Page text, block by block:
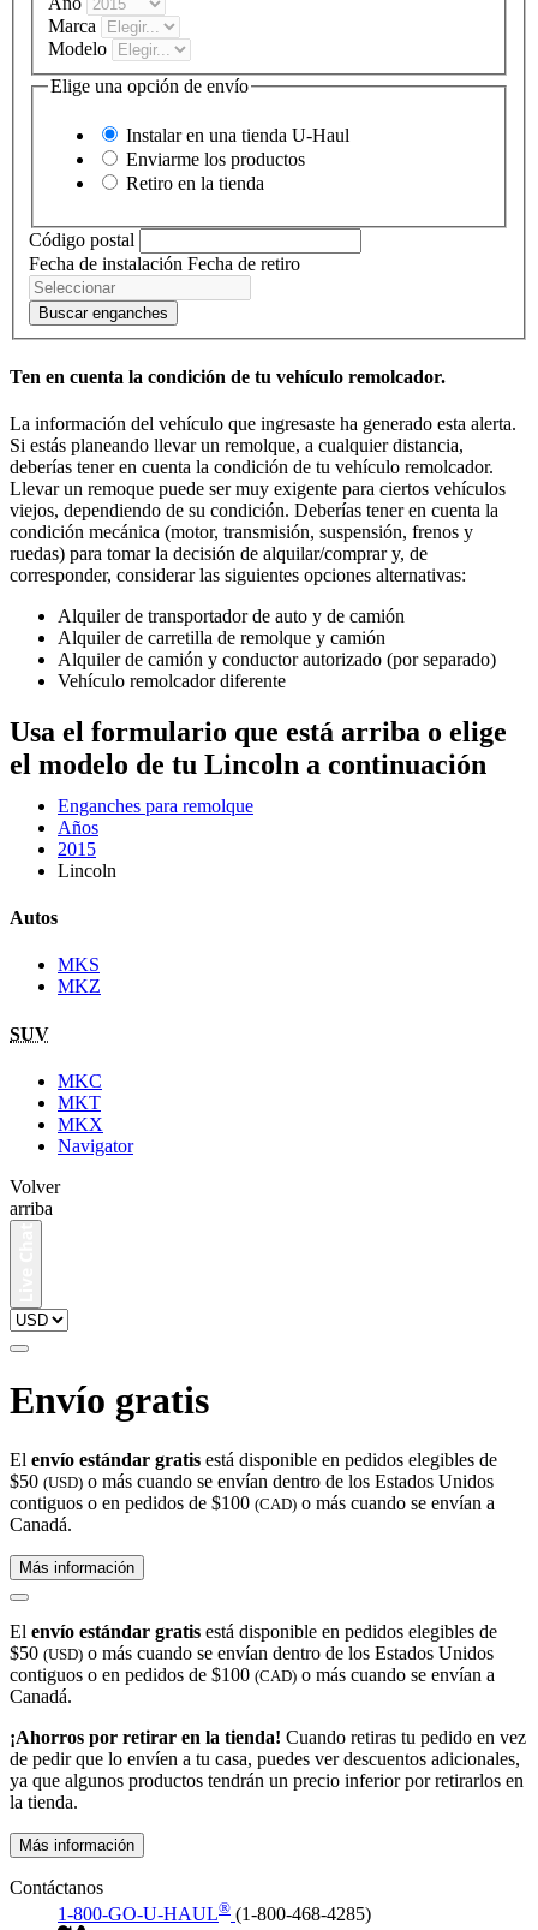
Marca
Modelo
Elige una opción de envío
Instalar en una tienda U-Haul
Enviarme los productos
Retiro en la tienda
Código postal
Fecha de instalación Fecha de retiro
Buscar enganches
Ten en cuenta la condición de tu vehículo remolcador.
La información del vehículo que ingresaste ha generado esta alerta.
Si estás planeando llevar un remolque, a cualquier distancia,
deberías tener en cuenta la condición de tu vehículo remolcador.
Llevar un remoque puede ser muy exigente para ciertos vehículos
viejos, dependiendo de su condición. Deberías tener en cuenta la
condición mecánica (motor, transmisión, suspensión, frenos y
ruedas) para tomar la decisión de alquilar/comprar y, de
corresponder, considerar las siguientes opciones alternativas:
Alquiler de transportador de auto y de camión
Alquiler de carretilla de remolque y camión
Alquiler de camión y conductor autorizado (por separado)
Vehículo remolcador diferente
Usa el formulario que está arriba o elige
el modelo de tu Lincoln a continuación
Enganches para remolque
Años
2015
Lincoln
Autos
MKS
MKZ
SUV
MKC
MKT
MKX
Navigator
Volver
arriba
Envío gratis
El envío estándar gratis está disponible en pedidos elegibles de
$50 (USD) o más cuando se envían dentro de los Estados Unidos
contiguos o en pedidos de $100 (CAD) o más cuando se envían a
Canadá.
Más información
El envío estándar gratis está disponible en pedidos elegibles de
$50 (USD) o más cuando se envían dentro de los Estados Unidos
contiguos o en pedidos de $100 (CAD) o más cuando se envían a
Canadá.
¡Ahorros por retirar en la tienda! Cuando retiras tu pedido en vez
de pedir que lo envíen a tu casa, puedes ver descuentos adicionales,
ya que algunos productos tendrán un precio inferior por retirarlos en
la tienda.
Más información
Contáctanos
1-800-GO-U-HAUL® (1-800-468-4285)